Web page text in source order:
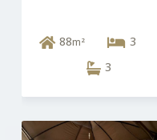
88m²
3
3